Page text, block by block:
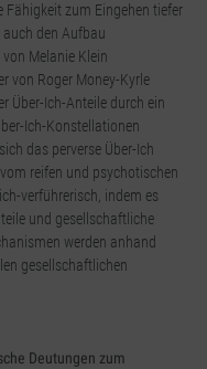
zum Eingehen tiefer
den Aufbau
Melanie Klein
von Roger Money-Kyrle
Über-Ich-Anteile durch ein
Ich-Konstellationen
das perverse Über-Ich
reifen und psychotischen
verführerisch, indem es
und gesellschaftliche
werden anhand
gesellschaftlichen
Deutungen zum